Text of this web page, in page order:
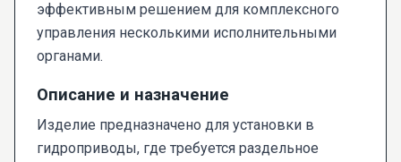
эффективным решением для комплексного
управления несколькими исполнительными
органами.
Описание и назначение
Изделие предназначено для установки в
гидроприводы, где требуется раздельное